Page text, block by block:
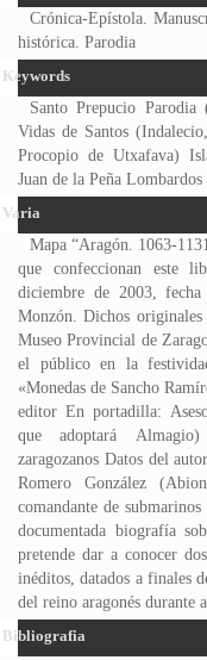
Crónica-Epístola.
histórica. Parodia
Keywords
Santo Prepucio Parodia
Vidas de Santos
Procopio de Utxafava)
Juan de la Peña Lombardos
Varia
Mapa “Aragón. 1063-
que confeccionan este
diciembre de 2003,
Monzón. Dichos originales
Museo Provincial de
el público en la
«Monedas de Sancho
editor En portadilla:
que adoptará
zaragozanos Datos del
Romero González
comandante de
documentada biografía
pretende dar a conocer
inéditos, datados a finales
del reino aragonés durante
Bibliografia